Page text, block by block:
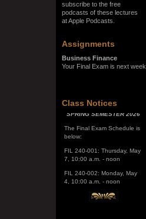
subscribe to the free
podcasts of these lectures
at Apple Podcasts.
Assignments
Business Finance
Your Final Exam is next week.
Class Notices
SPRING SEMESTER 2026
The Final Exam Schedule is
FIL 240-001: Thursday, May
FIL 240-002: Monday, May